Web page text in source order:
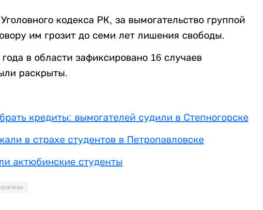
кодекса РК, за вымогательство группой
им грозит до семи лет лишения свободы.
в области зафиксировано 16 случаев
раскрыты.
кредиты: вымогателей судили в Степногорске
в страхе студентов в Петропавловске
актюбинские студенты